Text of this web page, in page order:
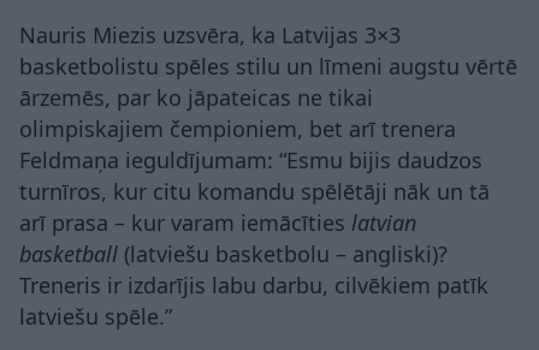
Nauris Miezis uzsvēra, ka Latvijas 3×3
basketbolistu spēles stilu un līmeni augstu vērtē
ārzemēs, par ko jāpateicas ne tikai
olimpiskajiem čempioniem, bet arī trenera
Feldmaņa ieguldījumam: “Esmu bijis daudzos
turnīros, kur citu komandu spēlētāji nāk un tā
arī prasa – kur varam iemācīties latvian
basketball (latviešu basketbolu – angliski)?
Treneris ir izdarījis labu darbu, cilvēkiem patīk
latviešu spēle.”